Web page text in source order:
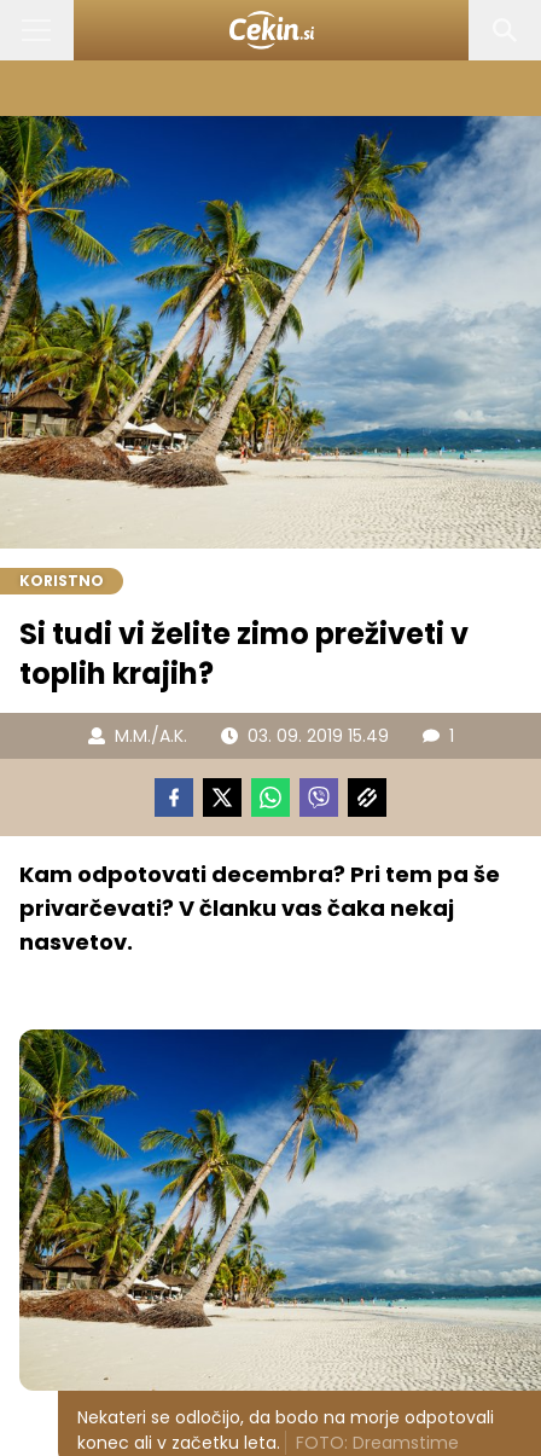
KORISTNO
Si tudi vi želite zimo preživeti v
toplih krajih?
M.M./A.K. 03. 09. 2019 15.49 1
Kam odpotovati decembra? Pri tem pa še
privarčevati? V članku vas čaka nekaj
nasvetov.
Nekateri se odločijo, da bodo na morje odpotovali
konec ali v začetku leta.
FOTO: Dreamstime